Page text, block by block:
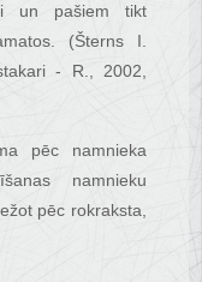
un pašiem tikt
(Šterns I.
- R., 2002,
pēc namnieka
namnieku
pēc rokraksta,